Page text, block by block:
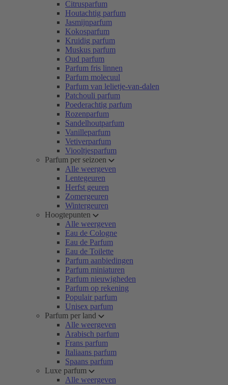
Citrusparfum
Houtachtig parfum
Jasmijnparfum
Kokosparfum
Kruidig parfum
Muskus parfum
Oud parfum
Parfum fris linnen
Parfum molecuul
Parfum van lelietje-van-dalen
Patchouli parfum
Poederachtig parfum
Rozenparfum
Sandelhoutparfum
Vanilleparfum
Vetiverparfum
Viooltjesparfum
Parfum per seizoen
Alle weergeven
Lentegeuren
Herfst geuren
Zomergeuren
Wintergeuren
Hoogtepunten
Alle weergeven
Eau de Cologne
Eau de Parfum
Eau de Toilette
Parfum aanbiedingen
Parfum miniaturen
Parfum nieuwigheden
Parfum op rekening
Populair parfum
Unisex parfum
Parfum per land
Alle weergeven
Arabisch parfum
Frans parfum
Italiaans parfum
Spaans parfum
Luxe parfum
Alle weergeven